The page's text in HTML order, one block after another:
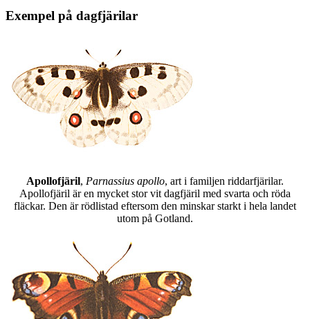
Exempel på dagfjärilar
Apollofjäril, Parnassius apollo, art i familjen riddarfjärilar.
Apollofjäril är en mycket stor vit dagfjäril med svarta och röda
fläckar. Den är rödlistad eftersom den minskar starkt i hela landet
utom på Gotland.